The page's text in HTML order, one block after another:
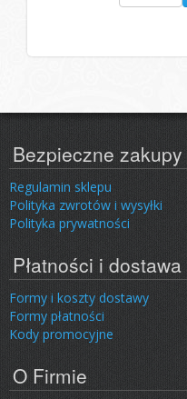
Bezpieczne zakupy
Regulamin sklepu
Polityka zwrotów i wysyłki
Polityka prywatności
Płatności i dostawa
Formy i koszty dostawy
Formy płatności
Kody promocyjne
O Firmie